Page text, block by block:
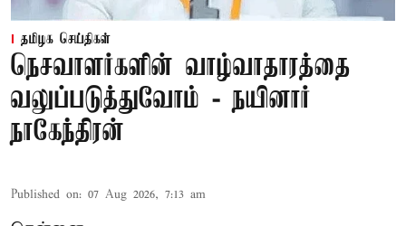
தமிழக செய்திகள்
நெசவாளர்களின் வாழ்வாதாரத்தை
வலுப்படுத்துவோம் - நயினார்
நாகேந்திரன்
Published on: 07 Aug 2026, 7:13 am